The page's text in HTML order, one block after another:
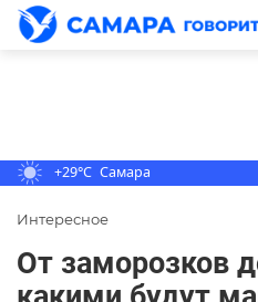
+29°C Самара
Интересное
От заморозков